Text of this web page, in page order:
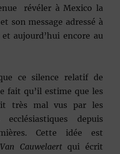
révéler à Mexico la
son message adressé à
aujourd’hui encore au
ce silence relatif de
fait qu’il estime que les
très mal vus par les
depuis
Cette idée est
Cauwelaertqui écrit